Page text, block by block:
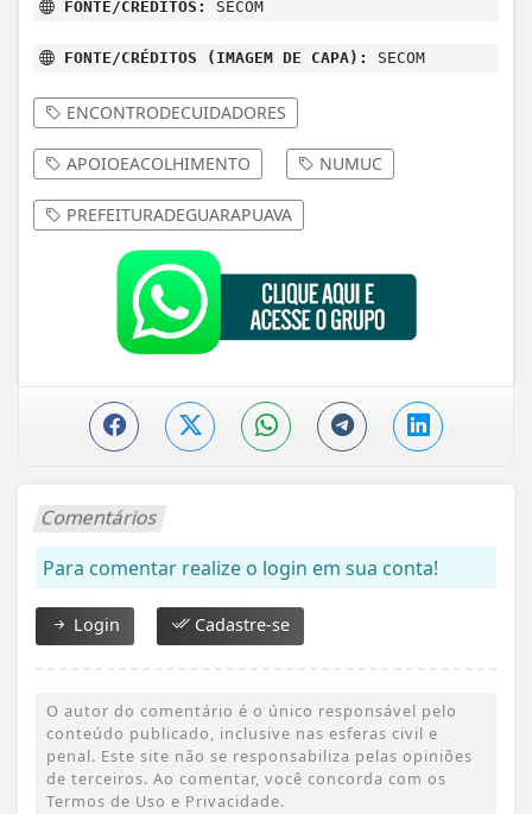
FONTE/CRÉDITOS: SECOM
FONTE/CRÉDITOS (IMAGEM DE CAPA): SECOM
ENCONTRODECUIDADORES
APOIOEACOLHIMENTO NUMUC
PREFEITURADEGUARAPUAVA
Comentários
Para comentar realize o login em sua conta!
Login Cadastre-se
O autor do comentário é o único responsável pelo
conteúdo publicado, inclusive nas esferas civil e
penal. Este site não se responsabiliza pelas opiniões
de terceiros. Ao comentar, você concorda com os
Termos de Uso e Privacidade.